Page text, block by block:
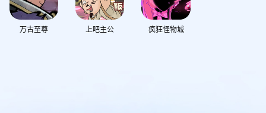
万古至尊 上吧主公 疯狂怪物城